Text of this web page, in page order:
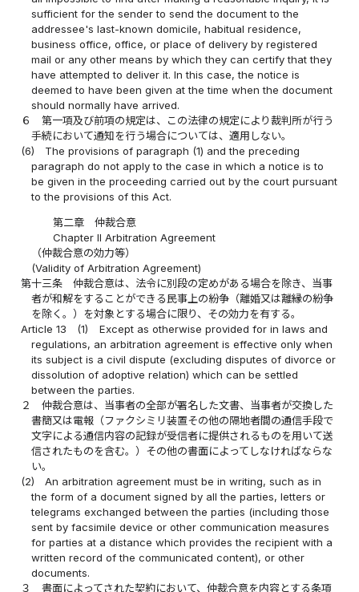
sufficient for the sender to send the document to the
addressee's last-known domicile, habitual residence,
business office, office, or place of delivery by registered
mail or any other means by which they can certify that they
have attempted to deliver it. In this case, the notice is
deemed to have been given at the time when the document
should normally have arrived.
６
第一項及び前項の規定は、この法律の規定により裁判所が行う
手続において通知を行う場合については、適用しない。
(6)
The provisions of paragraph (1) and the preceding
paragraph do not apply to the case in which a notice is to
be given in the proceeding carried out by the court pursuant
to the provisions of this Act.
第二章 仲裁合意
Chapter II Arbitration Agreement
（仲裁合意の効力等）
(Validity of Arbitration Agreement)
第十三条
仲裁合意は、法令に別段の定めがある場合を除き、当事
者が和解をすることができる民事上の紛争（離婚又は離縁の紛争
を除く。）を対象とする場合に限り、その効力を有する。
Article 13
(1)
Except as otherwise provided for in laws and
regulations, an arbitration agreement is effective only when
its subject is a civil dispute (excluding disputes of divorce or
dissolution of adoptive relation) which can be settled
between the parties.
２
仲裁合意は、当事者の全部が署名した文書、当事者が交換した
書簡又は電報（ファクシミリ装置その他の隔地者間の通信手段で
文字による通信内容の記録が受信者に提供されるものを用いて送
信されたものを含む。）その他の書面によってしなければならな
い。
(2)
An arbitration agreement must be in writing, such as in
the form of a document signed by all the parties, letters or
telegrams exchanged between the parties (including those
sent by facsimile device or other communication measures
for parties at a distance which provides the recipient with a
written record of the communicated content), or other
documents.
３
書面によってされた契約において、仲裁合意を内容とする条項